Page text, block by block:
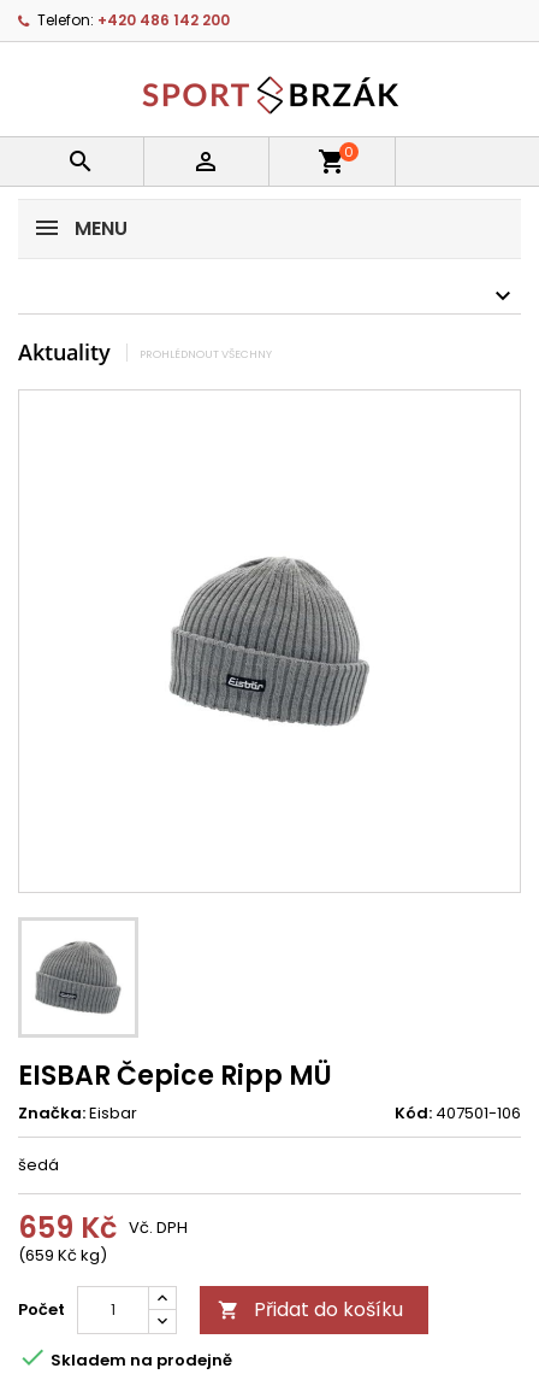
Telefon: +420 486 142 200
  shopping_cart0
MENU
Aktuality PROHLÉDNOUT VŠECHNY
EISBAR Čepice Ripp MÜ
Značka:Eisbar Kód: 407501-106
šedá
659 Kč
(659 Kč kg)
Vč. DPH
Počet  Přidat do košíku
 Skladem na prodejně